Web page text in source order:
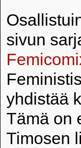
sivun
yhdistää
Tämä on
Timosen